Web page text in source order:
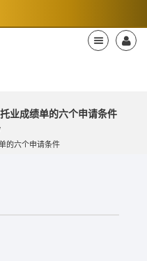
业成绩单的六个申请条件
的六个申请条件